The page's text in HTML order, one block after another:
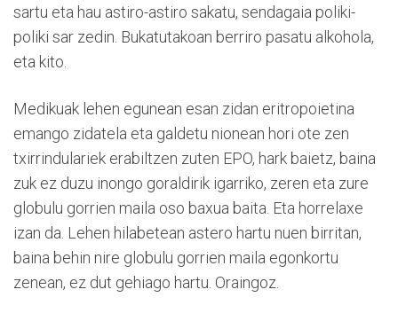
sartu eta hau astiro-astiro sakatu, sendagaia poliki-
poliki sar zedin. Bukatutakoan berriro pasatu alkohola,
eta kito.
Medikuak lehen egunean esan zidan eritropoietina
emango zidatela eta galdetu nionean hori ote zen
txirrindulariek erabiltzen zuten EPO, hark baietz, baina
zuk ez duzu inongo goraldirik igarriko, zeren eta zure
globulu gorrien maila oso baxua baita. Eta horrelaxe
izan da. Lehen hilabetean astero hartu nuen birritan,
baina behin nire globulu gorrien maila egonkortu
zenean, ez dut gehiago hartu. Oraingoz.